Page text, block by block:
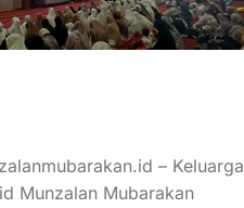
– Keluarga
Munzalan Mubarakan